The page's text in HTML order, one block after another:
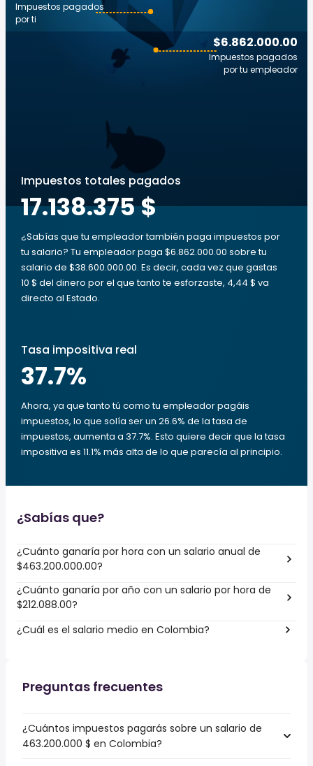
$6.862.000.00
Impuestos pagados
por tu empleador
Impuestos pagados
por ti
Impuestos totales pagados
17.138.375 $
¿Sabías que tu empleador también paga impuestos por
tu salario? Tu empleador paga $6.862.000.00 sobre tu
salario de $38.600.000.00. Es decir, cada vez que gastas
10 $ del dinero por el que tanto te esforzaste, 4,44 $ va
directo al Estado.
Tasa impositiva real
37.7%
Ahora, ya que tanto tú como tu empleador pagáis
impuestos, lo que solía ser un 26.6% de la tasa de
impuestos, aumenta a 37.7%. Esto quiere decir que la tasa
impositiva es 11.1% más alta de lo que parecía al principio.
¿Sabías que?
¿Cuánto ganaría por hora con un salario anual de
$463.200.000.00?
¿Cuánto ganaría por año con un salario por hora de
$212.088.00?
¿Cuál es el salario medio en Colombia?
Preguntas frecuentes
¿Cuántos impuestos pagarás sobre un salario de
463.200.000 $ en Colombia?